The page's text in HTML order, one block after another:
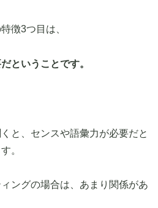
徴3つ目は、
ということです。
と、センスや語彙力が必要だと
。
ングの場合は、あまり関係があ